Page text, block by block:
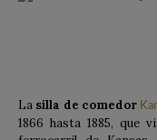
La silla de comedor
1866 hasta 1885, que